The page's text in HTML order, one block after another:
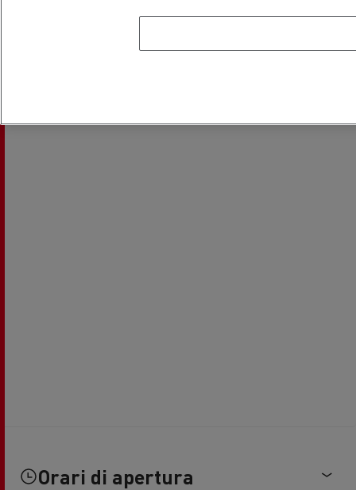
Orari di apertura